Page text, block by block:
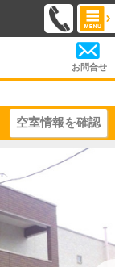
お問合せ
空室情報を確認